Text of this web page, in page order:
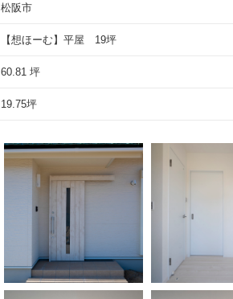
松阪市
【想ほーむ】平屋 19坪
60.81 坪
19.75坪